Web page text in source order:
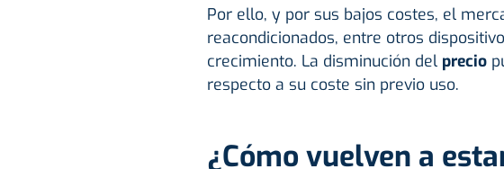
Por ello, y por sus bajos costes, el
reacondicionados, entre otros
crecimiento. La disminución del precio
respecto a su coste sin previo uso.
¿Cómo vuelven a